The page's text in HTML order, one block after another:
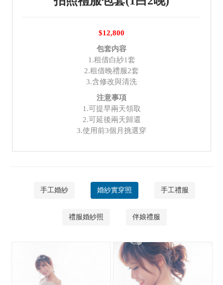
$12,800
包套内容
1.租借白紗1套
2.租借晚禮服2套
3.含修改與清洗
注意事項
1.可提早兩天領取
2.可延後兩天歸還
3.使用前3個月挑選穿
手工婚紗 婚紗實穿照 手工禮服
禮服婚紗照 伴娘禮服